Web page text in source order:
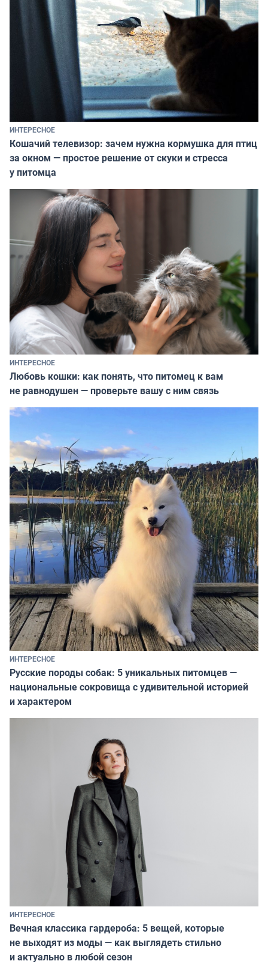
ИНТЕРЕСНОЕ
Кошачий телевизор: зачем нужна кормушка для птиц
за окном — простое решение от скуки и стресса
у питомца
ИНТЕРЕСНОЕ
Любовь кошки: как понять, что питомец к вам
не равнодушен — проверьте вашу с ним связь
ИНТЕРЕСНОЕ
Русские породы собак: 5 уникальных питомцев —
национальные сокровища с удивительной историей
и характером
ИНТЕРЕСНОЕ
Вечная классика гардероба: 5 вещей, которые
не выходят из моды — как выглядеть стильно
и актуально в любой сезон